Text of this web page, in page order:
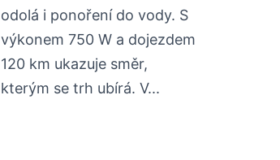
odolá i ponoření do vody. S
výkonem 750 W a dojezdem
120 km ukazuje směr,
kterým se trh ubírá. V...